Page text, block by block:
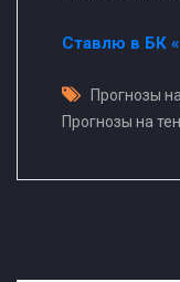
Ставлю в БК
Прогнозы
Прогнозы на